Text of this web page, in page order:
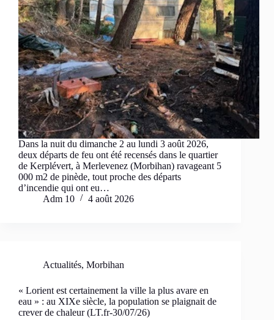
Dans la nuit du dimanche 2 au lundi 3 août 2026,
deux départs de feu ont été recensés dans le quartier
de Kerplévert, à Merlevenez (Morbihan) ravageant 5
000 m2 de pinède, tout proche des départs
d’incendie qui ont eu…
Adm 10
4 août 2026
Actualités, Morbihan
« Lorient est certainement la ville la plus avare en
eau » : au XIXe siècle, la population se plaignait de
crever de chaleur (LT.fr-30/07/26)